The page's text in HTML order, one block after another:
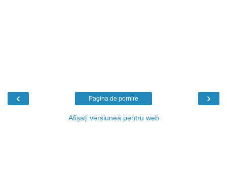
‹ ›
Pagina de pornire
Afișați versiunea pentru web